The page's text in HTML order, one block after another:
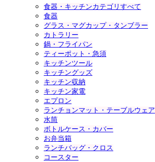
食器・キッチンカテゴリすべて
食器
グラス・マグカップ・タンブラー
カトラリー
鍋・フライパン
ティーポット・急須
キッチンツール
キッチングッズ
キッチン収納
キッチン家電
エプロン
ランチョンマット・テーブルウェア
水筒
ボトルケース・カバー
お弁当箱
ランチバッグ・クロス
コースター